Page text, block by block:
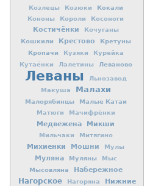
Козлецы
Козюки Кокали
Кононы Короли Косоноги
Костичёнки Кочуганы
Кошкили Крестово
Кретуны
Кропачи
Кузяки
Курейка
Кутаёнки
Лалетины Леваново
Леваны
Льнозавод
Макуша
Малахи
Малорябинцы Малые Катаи
Матюги Мачифрёнки
Медвежена Микши
Мильчаки Митягино
Михиенки Мошни Мулы
Муляна Муляны Мыс
Мысовляна Набережное
Нагорское Нагоряна
Нижние